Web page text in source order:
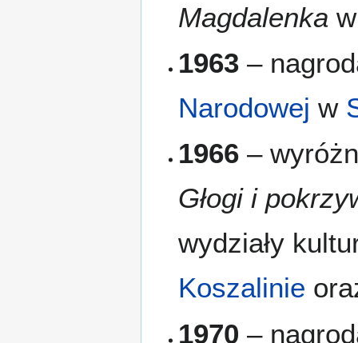
Magdalenka
1963 –
Narodowej w
1966 –
Głogi i
wydziały
Koszalinie
1970 –